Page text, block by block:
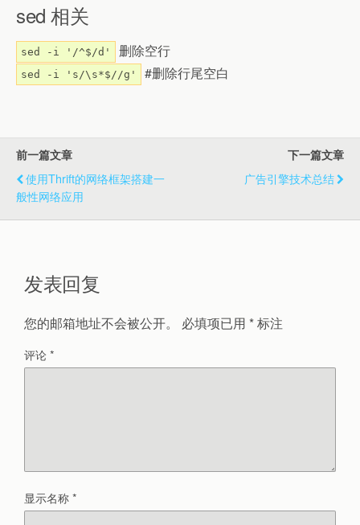
sed 相关
sed -i '/^$/d' 删除空行
sed -i 's/\s*$//g' #删除行尾空白
前一篇文章
使用Thrift的网络框架搭建一
般性网络应用
下一篇文章
广告引擎技术总结
发表回复
您的邮箱地址不会被公开。 必填项已用 *标注
评论*
显示名称*